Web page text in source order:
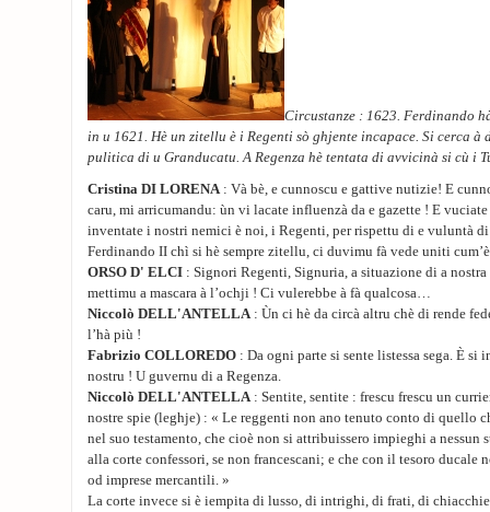
Circustanze : 1623. Ferdinando
in u 1621. Hè un zitellu è i Regenti sò ghjente incapace. Si cerca à
pulitica di u Granducatu. A Regenza hè tentata di avvicinà si cù i
Cristina DI LORENA : Và bè, e cunnoscu e gattive nutizie! E
caru, mi arricumandu: ùn vi lacate influenzà da e gazette ! E
inventate i nostri nemici è noi, i Regenti, per rispettu di e vuluntà
Ferdinando II chì si hè sempre zitellu, ci duvimu fà vede uniti
ORSO D' ELCI : Signori Regenti, Signuria, a situazione di a nostra
mettimu a mascara à l’ochji ! Ci vulerebbe à fà qualcosa…
Niccolò DELL'ANTELLA : Ùn ci hè da circà altru chè di rende
l’hà più !
Fabrizio COLLOREDO : Da ogni parte si sente listessa sega. È si
nostru ! U guvernu di a Regenza.
Niccolò DELL'ANTELLA : Sentite, sentite : frescu frescu un
nostre spie (leghje) : « Le reggenti non ano tenuto conto di quello
nel suo testamento, che cioè non si attribuissero impieghi a nessun
alla corte confessori, se non francescani; e che con il tesoro ducale
od imprese mercantili. »
La corte invece si è iempita di lusso, di intrighi, di frati, di